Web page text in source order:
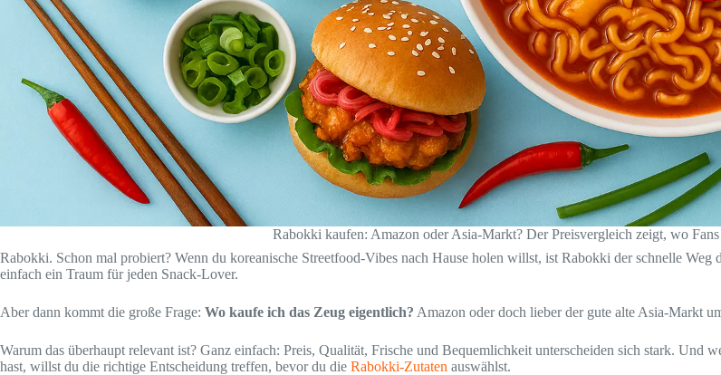
Rabokki kaufen: Amazon oder Asia-Markt? Der Preisvergleich zeigt, wo
Rabokki. Schon mal probiert? Wenn du koreanische Streetfood-Vibes nach Hause holen willst, ist Rabokki der schnelle
einfach ein Traum für jeden Snack-Lover.
Aber dann kommt die große Frage: Wo kaufe ich das Zeug eigentlich? Amazon oder doch lieber der gute alte Asia-Markt
Warum das überhaupt relevant ist? Ganz einfach: Preis, Qualität, Frische und Bequemlichkeit unterscheiden sich stark.
hast, willst du die richtige Entscheidung treffen, bevor du die Rabokki-Zutaten auswählst.